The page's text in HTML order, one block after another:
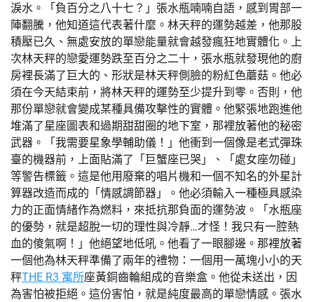
淚水。「負百分之八十七？」張水瓶喃喃自語，感到胃部一
陣翻騰，他知道這代表著什麼。林天秤的運勢越差，他那股
積壓已久、無處安放的單戀能量就會越發瘋狂地實體化。上
次林天秤的戀愛運勢跌至百分之二十，張水瓶就發現他的廚
房裡長滿了巨大的、形狀是林天秤側臉的粉紅色蘑菇。他必
須在今天結束前，將林天秤的運勢至少提升到零。否則，他
那份單戀就會變成某種具備攻擊性的實體。他緊張地跑進他
堆滿了星座圖表和過期甜甜圈的地下室，那裡放著他的秘密
武器。「我需要星象學輔助儀！」他衝到一個像是老式彈珠
臺的機器前，上面貼滿了「巨蟹座已哭」、「處女座勿碰」
等警告標籤。這是他用廢棄的唱片機和一個不知名的外星計
算器改造而成的「情感調節器」。他必須輸入一種極具感染
力的正面情緒作為燃料，來抵抗那負面的運勢波。「水瓶座
的優勢，就是超脫一切的理性與冷靜…才怪！我只有一腔熱
血的傻氣啊！」他絕望地低吼。他看了一眼腳邊。那裡放著
一個他為林天秤準備了兩年的禮物：一個用一萬塊小小的天
秤THE R3 寓所座黃銅齒輪組成的音樂盒。他從未送出，因
為害怕被拒絕。這份害怕，就是純度最高的單戀情感。張水